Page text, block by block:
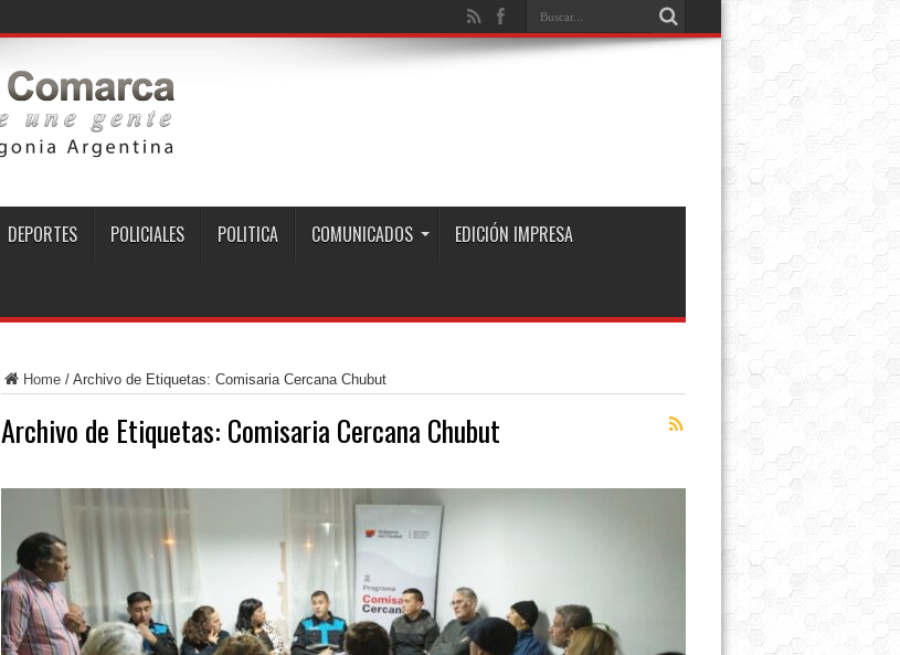
DEPORTES POLICIALES POLITICA COMUNICADOS EDICIÓN IMPRESA
Home/ Archivo de Etiquetas: Comisaria Cercana Chubut
Archivo de Etiquetas: Comisaria Cercana Chubut